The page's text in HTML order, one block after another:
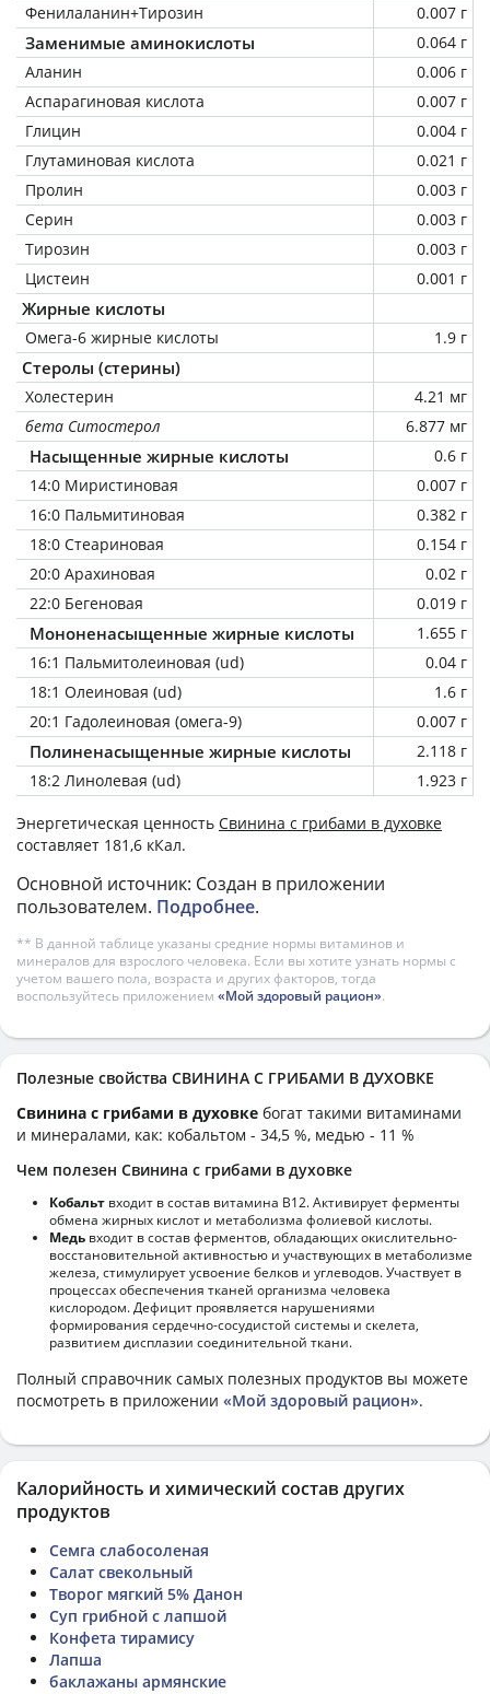
Фенилаланин+Тирозин
0.007 г
Заменимые аминокислоты
0.064 г
Аланин
0.006 г
Аспарагиновая кислота
0.007 г
Глицин
0.004 г
Глутаминовая кислота
0.021 г
Пролин
0.003 г
Серин
0.003 г
Тирозин
0.003 г
Цистеин
0.001 г
Жирные кислоты
Омега-6 жирные кислоты 1.9 г
Стеролы (стерины)
Холестерин
4.21 мг
бета Ситостерол
6.877 мг
Насыщенные жирные кислоты
0.6 г
14:0 Миристиновая
0.007 г
16:0 Пальмитиновая
0.382 г
18:0 Стеариновая
0.154 г
20:0 Арахиновая
0.02 г
22:0 Бегеновая
0.019 г
Мононенасыщенные жирные кислоты
1.655 г
16:1 Пальмитолеиновая (ud)
0.04 г
18:1 Олеиновая (ud)
1.6 г
20:1 Гадолеиновая (омега-9)
0.007 г
Полиненасыщенные жирные кислоты
2.118 г
18:2 Линолевая (ud)
1.923 г
Энергетическая ценность Свинина с грибами в духовке
составляет 181,6 кКал.
Основной источник: Создан в приложении
пользователем. Подробнее.
** В данной таблице указаны средние нормы витаминов и
минералов для взрослого человека. Если вы хотите узнать нормы с
учетом вашего пола, возраста и других факторов, тогда
воспользуйтесь приложением «Мой здоровый рацион».
Полезные свойства СВИНИНА С ГРИБАМИ В ДУХОВКЕ
Свинина с грибами в духовке богат такими витаминами
и минералами, как: кобальтом - 34,5 %, медью - 11 %
Чем полезен Свинина с грибами в духовке
Кобальт входит в состав витамина В12. Активирует ферменты
обмена жирных кислот и метаболизма фолиевой кислоты.
Медь входит в состав ферментов, обладающих окислительно-
восстановительной активностью и участвующих в метаболизме
железа, стимулирует усвоение белков и углеводов. Участвует в
процессах обеспечения тканей организма человека
кислородом. Дефицит проявляется нарушениями
формирования сердечно-сосудистой системы и скелета,
развитием дисплазии соединительной ткани.
Полный справочник самых полезных продуктов вы можете
посмотреть в приложении «Мой здоровый рацион».
Калорийность и химический состав других
продуктов
Семга слабосоленая
Салат свекольный
Творог мягкий 5% Данон
Суп грибной с лапшой
Конфета тирамису
Лапша
баклажаны армянские